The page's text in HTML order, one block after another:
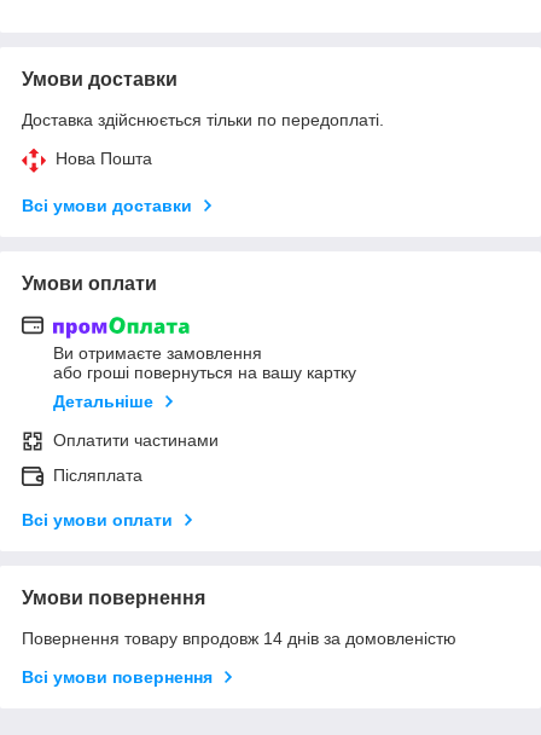
Умови доставки
Доставка здійснюється тільки по передоплаті.
Нова Пошта
Всі умови доставки
Умови оплати
Ви отримаєте замовлення
або гроші повернуться на вашу картку
Детальніше
Оплатити частинами
Післяплата
Всі умови оплати
Умови повернення
Повернення товару впродовж 14 днів за домовленістю
Всі умови повернення